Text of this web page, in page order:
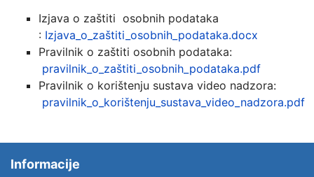
Izjava o zaštiti osobnih podataka
: Izjava_o_zaštiti_osobnih_podataka.docx
Pravilnik o zaštiti osobnih podataka:
pravilnik_o_zaštiti_osobnih_podataka.pdf
Pravilnik o korištenju sustava video nadzora:
pravilnik_o_korištenju_sustava_video_nadzora.pdf
Informacije